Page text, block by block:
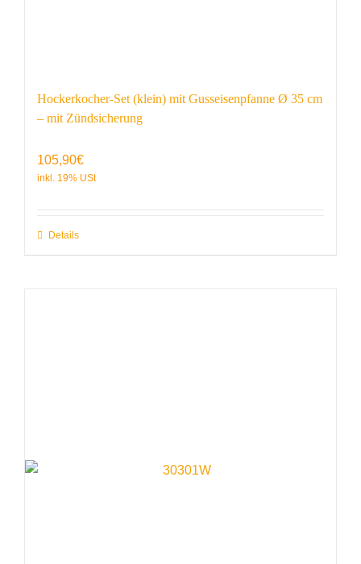
Hockerkocher-Set (klein) mit Gusseisenpfanne Ø 35 cm
– mit Zündsicherung
105,90€
Details